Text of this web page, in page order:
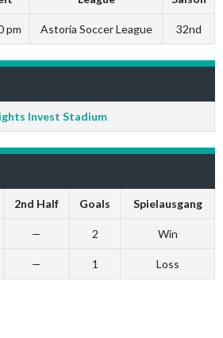
pm Astoria Soccer League 32nd
Invest Stadium
2nd Half Goals Spielausgang
— 2 Win
— 1 Loss